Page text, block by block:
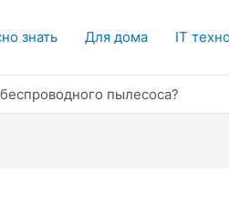
знать Для дома IT
пылесоса?